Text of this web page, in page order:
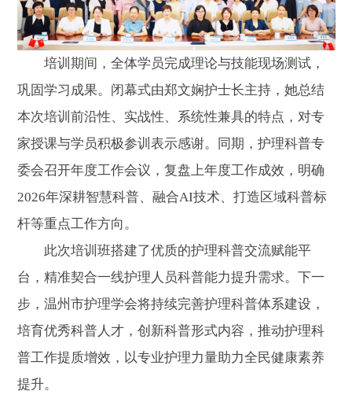
培训期间，全体学员完成理论与技能现场测试，
巩固学习成果。闭幕式由郑文娴护士长主持，她总结
本次培训前沿性、实战性、系统性兼具的特点，对专
家授课与学员积极参训表示感谢。同期，护理科普专
委会召开年度工作会议，复盘上年度工作成效，明确
2026年深耕智慧科普、融合AI技术、打造区域科普标
杆等重点工作方向。
此次培训班搭建了优质的护理科普交流赋能平
台，精准契合一线护理人员科普能力提升需求。下一
步，温州市护理学会将持续完善护理科普体系建设，
培育优秀科普人才，创新科普形式内容，推动护理科
普工作提质增效，以专业护理力量助力全民健康素养
提升。